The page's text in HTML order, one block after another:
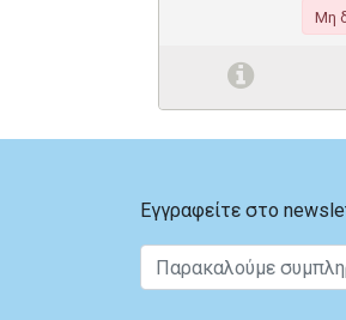
Μη
Εγγραφείτε στο